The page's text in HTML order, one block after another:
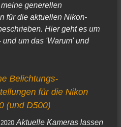
generellen
für die aktuellen Nikon-
Hier geht es um
um das 'Warum' und
Belichtungs-
für die Nikon
(und D500)
Aktuelle Kameras lassen